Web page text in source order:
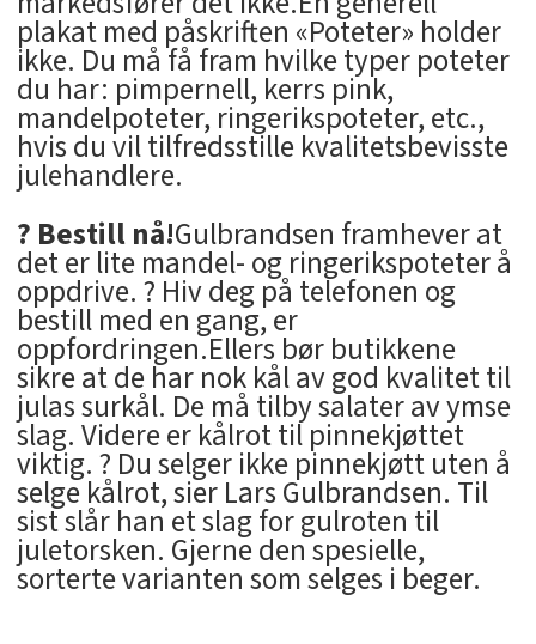
plakat med påskriften «Poteter» holder
ikke. Du må få fram hvilke typer poteter
du har: pimpernell, kerrs pink,
mandelpoteter, ringerikspoteter, etc.,
hvis du vil tilfredsstille kvalitetsbevisste
julehandlere.
? Bestill nå!Gulbrandsen framhever at
det er lite mandel- og ringerikspoteter å
oppdrive. ? Hiv deg på telefonen og
bestill med en gang, er
oppfordringen.Ellers bør butikkene
sikre at de har nok kål av god kvalitet til
julas surkål. De må tilby salater av ymse
slag. Videre er kålrot til pinnekjøttet
viktig. ? Du selger ikke pinnekjøtt uten å
selge kålrot, sier Lars Gulbrandsen. Til
sist slår han et slag for gulroten til
juletorsken. Gjerne den spesielle,
sorterte varianten som selges i beger.